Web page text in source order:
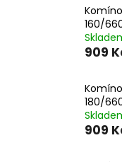
160/
909
180/
909